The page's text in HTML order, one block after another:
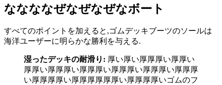
ななななぜなぜなぜなボート
すべてのポイントを加えると,ゴムデッキブーツのソールは
海洋ユーザーに明らかな勝利を与える.
湿ったデッキの耐滑り: 厚い厚い厚厚厚い厚厚い
厚厚い厚厚厚い厚厚厚い厚厚厚い厚厚厚い厚厚厚
い厚厚厚厚い厚厚厚厚厚厚い厚厚厚厚いゴムのフ